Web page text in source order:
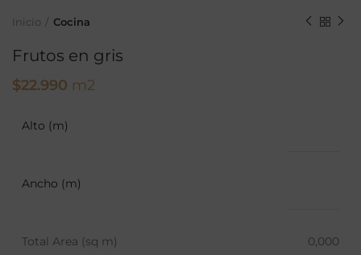
Inicio Cocina
Frutos en gris
$22.990 m2
Alto (m)
Ancho (m)
Total Area (sq m) 0,000